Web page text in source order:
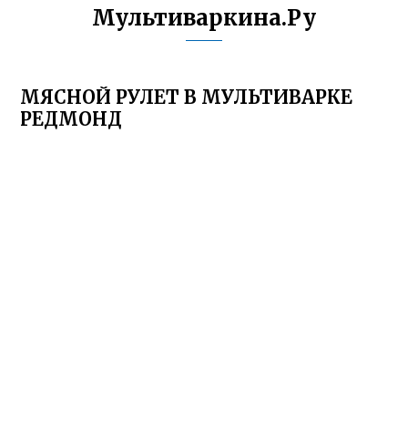
Мультиваркина.Ру
МЯСНОЙ РУЛЕТ В МУЛЬТИВАРКЕ
РЕДМОНД